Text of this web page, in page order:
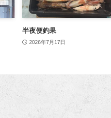
半夜便釣果
2026年7月17日